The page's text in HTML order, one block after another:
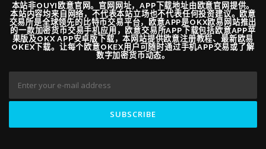
本站非OUYI欧意官网。官网网址，APP下载地址由欧意官网提供。
本站内容均来自网络，不代表本站立场也不代表任何投资建议。欧意
交易所是全球领先的比特币交易平台，欧意APP是OKX欧易网站推出
的一款加密货币交易手机应用，欧意交易所APP下载包括欧意APP苹
果版及OKX APP安卓版下载，本网站提供欧意注册教程、最新欧易
OKEX下载。让每个欧意OKEX用户可随时通过手机APP交易或了解
数字加密货币动态。